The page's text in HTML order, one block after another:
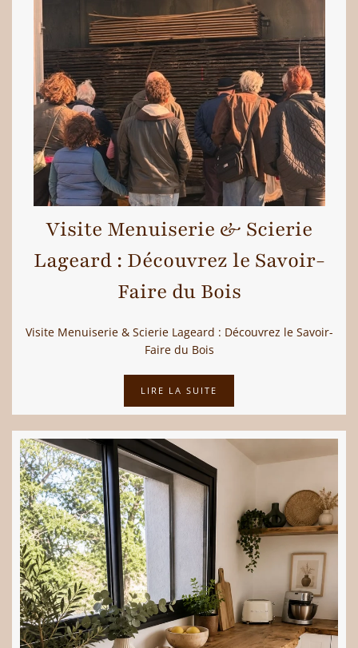
Visite Menuiserie & Scierie
Lageard : Découvrez le Savoir-
Faire du Bois
Visite Menuiserie & Scierie Lageard : Découvrez le Savoir-
Faire du Bois
LIRE LA SUITE